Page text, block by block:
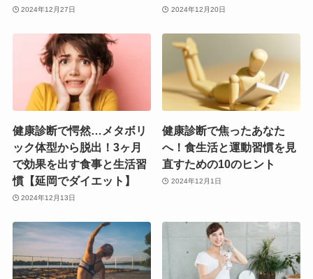
2024年12月27日 2024年12月20日
健康診断で愕然…メタボリ
ック体型から脱出！3ヶ月
で効果を出す食事と生活習
慣【延岡でダイエット】
2024年12月13日
健康診断で焦ったあなた
へ！食生活と運動習慣を見
直すための10のヒント
2024年12月1日